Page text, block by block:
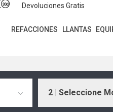
Devoluciones Gratis
REFACCIONES LLANTAS
2 | Seleccione